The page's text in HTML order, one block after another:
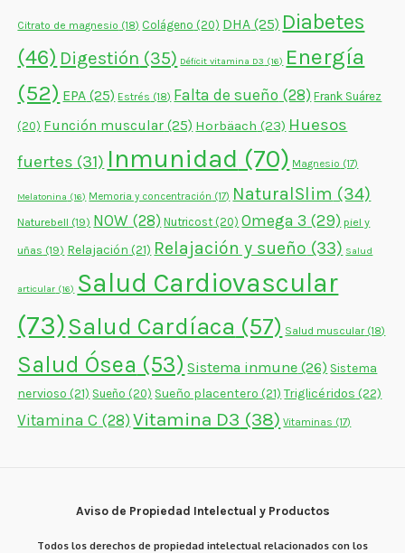
Citrato de magnesio (18) Colágeno (20) DHA (25) Diabetes
(46) Digestión (35) Déficit vitamina D3 (16) Energía
(52) EPA (25) Estrés (18) Falta de sueño (28) Frank Suárez
(20) Función muscular (25) Horbäach (23) Huesos
fuertes (31) Inmunidad (70) Magnesio (17)
Melatonina (16) Memoria y concentración (17) NaturalSlim (34)
Naturebell (19) NOW (28) Nutricost (20) Omega 3 (29) piel y
uñas (19) Relajación (21) Relajación y sueño (33) Salud
articular (16) Salud Cardiovascular
(73)Salud Cardíaca (57) Salud muscular(18)
Salud Ósea (53) Sistema inmune (26) Sistema
nervioso (21) Sueño (20) Sueño placentero (21) Triglicéridos (22)
Vitamina C (28) Vitamina D3 (38) Vitaminas (17)
Aviso de Propiedad Intelectual y Productos
Todos los derechos de propiedad intelectual relacionados con los